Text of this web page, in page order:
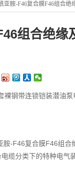
亚胺-F46复合膜F46组合
组合绝
钢带连锁铠装潜油
胺-F46复合膜F46组合
缆分类下的特种电气